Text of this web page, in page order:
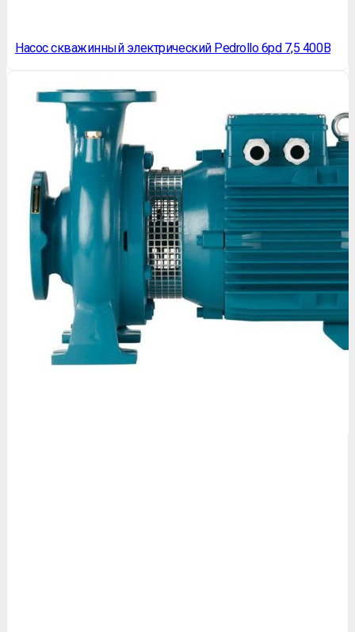
Насос скважинный электрический Pedrollo 6pd 7,5 400В